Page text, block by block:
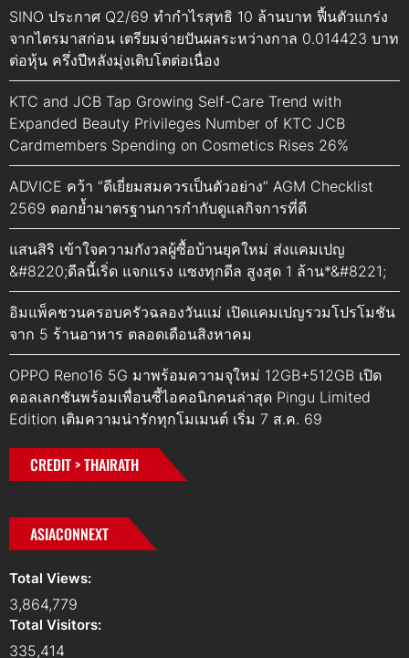
SINO ประกาศ Q2/69 ทำกำไรสุทธิ 10 ล้านบาท ฟื้นตัวแกร่ง
จากไตรมาสก่อน เตรียมจ่ายปันผลระหว่างกาล 0.014423 บาท
ต่อหุ้น ครึ่งปีหลังมุ่งเติบโตต่อเนื่อง
KTC and JCB Tap Growing Self-Care Trend with
Expanded Beauty Privileges Number of KTC JCB
Cardmembers Spending on Cosmetics Rises 26%
ADVICE คว้า “ดีเยี่ยมสมควรเป็นตัวอย่าง” AGM Checklist
2569 ตอกย้ำมาตรฐานการกำกับดูแลกิจการที่ดี
แสนสิริ เข้าใจความกังวลผู้ซื้อบ้านยุคใหม่ ส่งแคมเปญ
&#8220;ดีลนี้เริ่ด แจกแรง แซงทุกดีล สูงสุด 1 ล้าน*&#8221;
อิมแพ็คชวนครอบครัวฉลองวันแม่ เปิดแคมเปญรวมโปรโมชัน
จาก 5 ร้านอาหาร ตลอดเดือนสิงหาคม
OPPO Reno16 5G มาพร้อมความจุใหม่ 12GB+512GB เปิด
คอลเลกชันพร้อมเพื่อนซี้ไอคอนิกคนล่าสุด Pingu Limited
Edition เติมความน่ารักทุกโมเมนต์ เริ่ม 7 ส.ค. 69
CREDIT > THAIRATH
ASIACONNEXT
Total Views:
3,864,779
Total Visitors:
335,414